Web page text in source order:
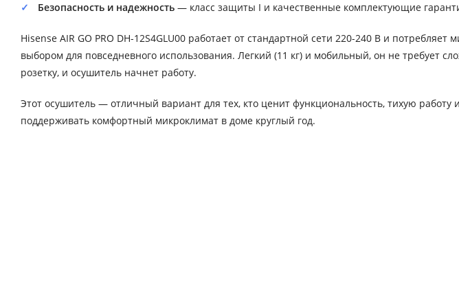
Безопасность и надежность — класс защиты I и качественные комплектующие
Hisense AIR GO PRO DH-12S4GLU00 работает от стандартной сети 220-240 В и
выбором для повседневного использования. Легкий (11 кг) и мобильный, он не требует
розетку, и осушитель начнет работу.
Этот осушитель — отличный вариант для тех, кто ценит функциональность, тихую работу
поддерживать комфортный микроклимат в доме круглый год.